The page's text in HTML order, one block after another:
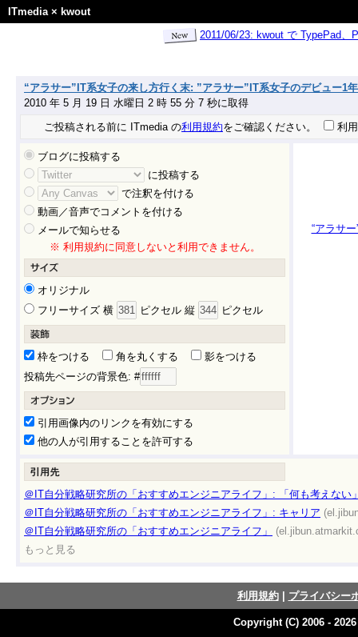
ITmedia× kwout
2011/06/23: kwout で TypePad
“アラサー”IT系女子の来し方行く末: ”アラサー”IT系女子のデビュー1
2010 年 5 月 19 日 水曜日 2 時 55 分 7 秒に取得
ご投稿される前に ITmedia の利用規約をご確認ください。 利
ブログに投稿する
に投稿する
で注釈を付ける
動画／音声でコメントを付ける
メールで知らせる
※ 利用規約に同意しないと利用できません。
オリジナル
フリーサイズ 横
ピクセル 縦 ピクセル
枠をつける 角を丸くする
影をつける
投稿先ページの背景色: #
引用画像内のリンクを有効にする
他の人が引用することを許可する
“アラサ
＠IT自分戦略研究所の「おすすめエンジニアライフ」: 「何も考えない
＠IT自分戦略研究所の「おすすめエンジニアライフ」: キャリア
＠IT自分戦略研究所の「おすすめエンジニアライフ」
もっと見る
利用規約| プライバシー
Copyright (C) 2006 -